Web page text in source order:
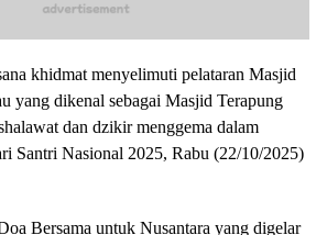
khidmat menyelimuti pelataran Masjid
yang dikenal sebagai Masjid Terapung
dan dzikir menggema dalam
Santri Nasional 2025, Rabu (22/10/2025)
Bersama untuk Nusantara yang digelar